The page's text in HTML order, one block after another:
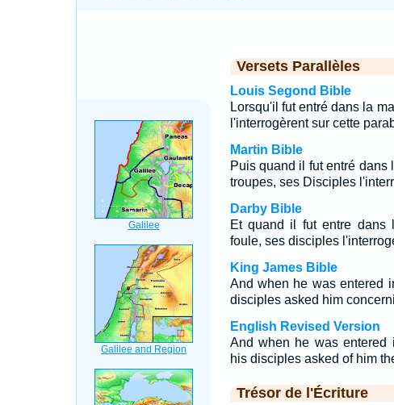
Versets Parallèles
Louis Segond Bible
Lorsqu'il fut entré dans la
l'interrogèrent sur cette
Martin Bible
Puis quand il fut entré dans
troupes, ses Disciples
Darby Bible
Et quand il fut entre dans
foule, ses disciples
King James Bible
And when he was entered
disciples asked him
English Revised Version
And when he was entered
his disciples asked of him
Trésor de l'Écriture